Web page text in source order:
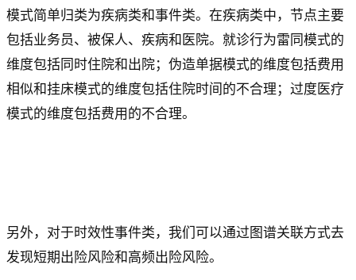
模式简单归类为疾病类和事件类。在疾病类中，节点主要
包括业务员、被保人、疾病和医院。就诊行为雷同模式的
维度包括同时住院和出院；伪造单据模式的维度包括费用
相似和挂床模式的维度包括住院时间的不合理；过度医疗
模式的维度包括费用的不合理。
另外，对于时效性事件类，我们可以通过图谱关联方式去
发现短期出险风险和高频出险风险。